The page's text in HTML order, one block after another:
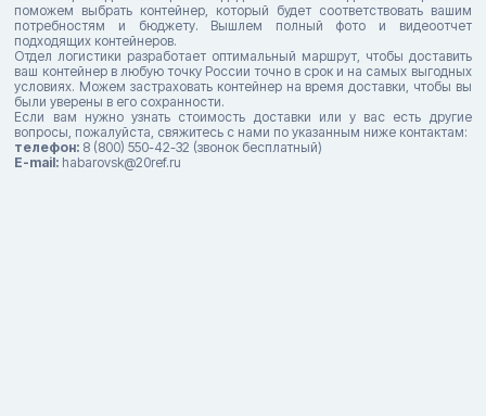
поможем выбрать контейнер, который будет соответствовать вашим
потребностям и бюджету. Вышлем полный фото и видеоотчет
подходящих контейнеров.
Отдел логистики разработает оптимальный маршрут, чтобы доставить
ваш контейнер в любую точку России точно в срок и на самых выгодных
условиях. Можем застраховать контейнер на время доставки, чтобы вы
были уверены в его сохранности.
Если вам нужно узнать стоимость доставки или у вас есть другие
вопросы, пожалуйста, свяжитесь с нами по указанным ниже контактам:
телефон: 8 (800) 550-42-32 (звонок бесплатный)
E-mail: habarovsk@20ref.ru